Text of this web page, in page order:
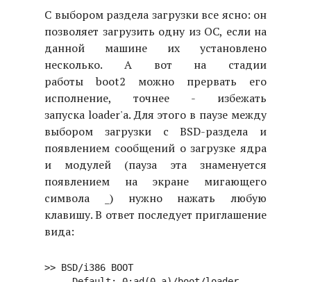
С выбором раздела загрузки все ясно: он
позволяет загрузить одну из ОС, если на
данной машине их установлено
несколько. А вот на стадии
работы boot2 можно прервать его
исполнение, точнее - избежать
запуска loader'а. Для этого в паузе между
выбором загрузки с BSD-раздела и
появлением сообщений о загрузке ядра
и модулей (пауза эта знаменуется
появлением на экране мигающего
символа _) нужно нажать любую
клавишу. В ответ последует приглашение
вида:
>> BSD/i386 BOOT